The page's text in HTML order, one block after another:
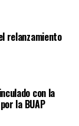
relanzamiento
con la
la BUAP